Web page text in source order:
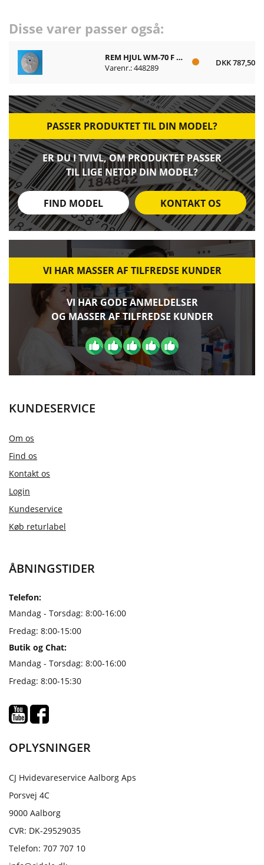
Disse varer passer også:
REM HJUL WM-70 F KPL
Varenr.: 448289
DKK 787,50
PASSER PRODUKTET TIL DIN MODEL?
ER DU I TVIVL, OM PRODUKTET PASSER
TIL LIGE NETOP DIN MODEL?
FIND MODEL KONTAKT OS
VI HAR MASSER AF TILFREDSE KUNDER
VI HAR GODE ANMELDELSER
OG MASSER AF TILFREDSE KUNDER
KUNDESERVICE
Om os
Find os
Kontakt os
Login
Kundeservice
Køb returlabel
ÅBNINGSTIDER
Telefon:
Mandag - Torsdag: 8:00-16:00
Fredag: 8:00-15:00
Butik og Chat:
Mandag - Torsdag: 8:00-16:00
Fredag: 8:00-15:30
OPLYSNINGER
CJ Hvidevareservice Aalborg Aps
Porsvej 4C
9000 Aalborg
CVR: DK-29529035
Telefon: 707 707 10